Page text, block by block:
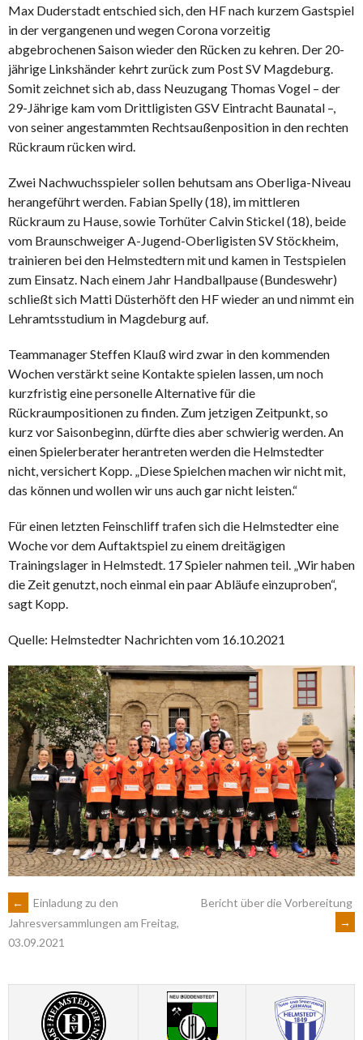
Max Duderstadt entschied sich, den HF nach kurzem Gastspiel
in der vergangenen und wegen Corona vorzeitig
abgebrochenen Saison wieder den Rücken zu kehren. Der 20-
jährige Linkshänder kehrt zurück zum Post SV Magdeburg.
Somit zeichnet sich ab, dass Neuzugang Thomas Vogel – der
29-Jährige kam vom Drittligisten GSV Eintracht Baunatal –,
von seiner angestammten Rechtsaußenposition in den rechten
Rückraum rücken wird.
Zwei Nachwuchsspieler sollen behutsam ans Oberliga-Niveau
herangeführt werden. Fabian Spelly (18), im mittleren
Rückraum zu Hause, sowie Torhüter Calvin Stickel (18), beide
vom Braunschweiger A-Jugend-Oberligisten SV Stöckheim,
trainieren bei den Helmstedtern mit und kamen in Testspielen
zum Einsatz. Nach einem Jahr Handballpause (Bundeswehr)
schließt sich Matti Düsterhöft den HF wieder an und nimmt ein
Lehramtsstudium in Magdeburg auf.
Teammanager Steffen Klauß wird zwar in den kommenden
Wochen verstärkt seine Kontakte spielen lassen, um noch
kurzfristig eine personelle Alternative für die
Rückraumpositionen zu finden. Zum jetzigen Zeitpunkt, so
kurz vor Saisonbeginn, dürfte dies aber schwierig werden. An
einen Spielerberater herantreten werden die Helmstedter
nicht, versichert Kopp. „Diese Spielchen machen wir nicht mit,
das können und wollen wir uns auch gar nicht leisten.“
Für einen letzten Feinschliff trafen sich die Helmstedter eine
Woche vor dem Auftaktspiel zu einem dreitägigen
Trainingslager in Helmstedt. 17 Spieler nahmen teil. „Wir haben
die Zeit genutzt, noch einmal ein paar Abläufe einzuproben“,
sagt Kopp.
Quelle: Helmstedter Nachrichten vom 16.10.2021
ARTIKEL-
NAVIGATION
←
Einladung zu den
Jahresversammlungen am Freitag,
03.09.2021
Bericht über die Vorbereitung
→